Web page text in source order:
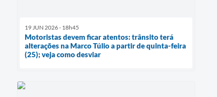
19 JUN 2026 - 18h45
Motoristas devem ficar atentos: trânsito terá
alterações na Marco Túlio a partir de quinta-feira
(25); veja como desviar